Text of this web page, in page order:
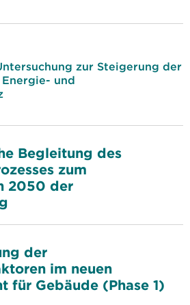
zur Steigerung der
und
Begleitung des
zum
2050 der
der
im neuen
für Gebäude (Phase 1)